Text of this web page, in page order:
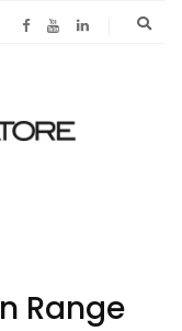
Range